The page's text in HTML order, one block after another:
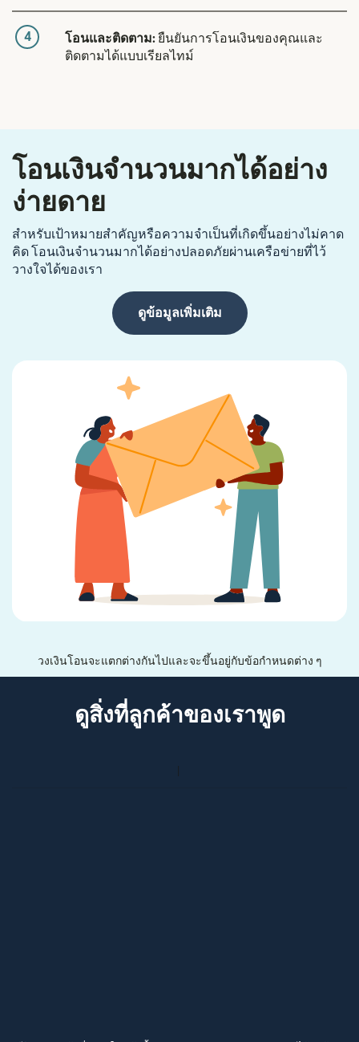
4 โอนและติดตาม:ยืนยันการโอนเงินของคุณและ
ติดตามได้แบบเรียลไทม์
โอนเงินจำนวนมากได้อย่าง
ง่ายดาย
สำหรับเป้าหมายสำคัญหรือความจำเป็นที่เกิดขึ้นอย่างไม่คาด
คิด โอนเงินจำนวนมากได้อย่างปลอดภัยผ่านเครือข่ายที่ไว้
วางใจได้ของเรา
ดูข้อมูลเพิ่มเติม
วงเงินโอนจะแตกต่างกันไปและจะขึ้นอยู่กับข้อกำหนดต่าง ๆ
ดูสิ่งที่ลูกค้าของเราพูด